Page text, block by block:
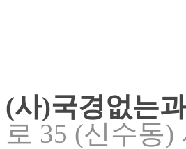
(사)국경없는
로 35 (신수동